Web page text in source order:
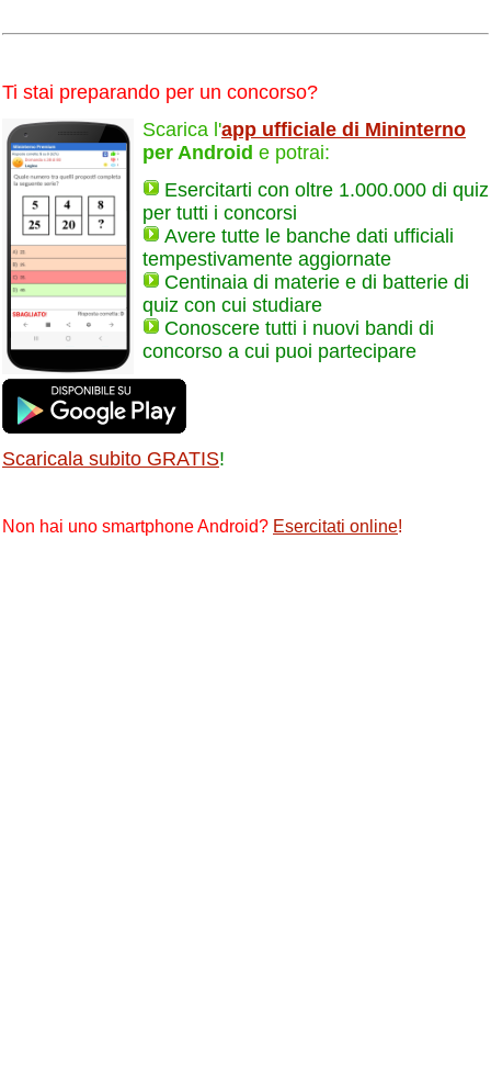
Ti stai preparando per un concorso?
Scarica l'app ufficiale di Mininterno
per Android e potrai:
Esercitarti con oltre 1.000.000 di quiz
per tutti i concorsi
Avere tutte le banche dati ufficiali
tempestivamente aggiornate
Centinaia di materie e di batterie di
quiz con cui studiare
Conoscere tutti i nuovi bandi di
concorso a cui puoi partecipare
Scaricala subito GRATIS!
Non hai uno smartphone Android? Esercitati online!